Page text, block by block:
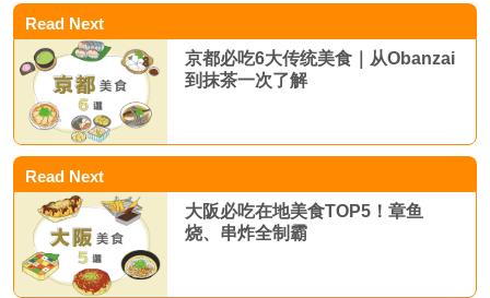
Read Next
京都必吃6大传统美食｜从Obanzai
到抹茶一次了解
Read Next
大阪必吃在地美食TOP5！章鱼
烧、串炸全制霸